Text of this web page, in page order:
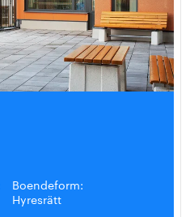
Boendeform:
Hyresrätt